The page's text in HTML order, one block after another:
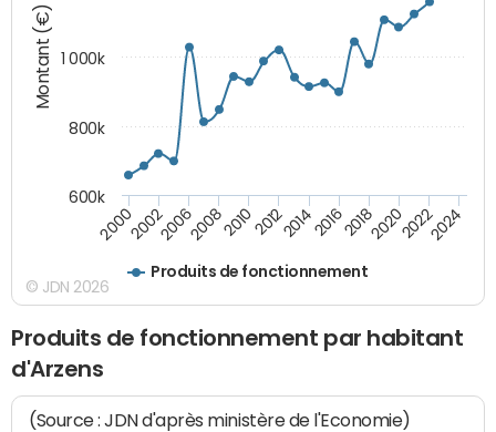
Montant (€)
Produits de fonctionnement
200020022006200820102012201420162018202020222024
600k
800k
1 000k
© JDN 2026
Produits de fonctionnement par habitant
d'Arzens
(Source : JDN d'après ministère de l'Economie)